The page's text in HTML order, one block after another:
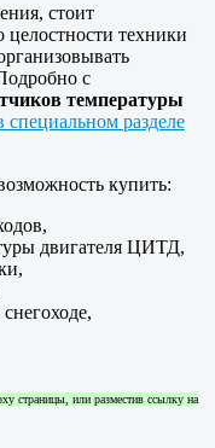
стоит
целостности техники
с
температуры
специальном разделе
купить:
двигателя ЦИТД,
страницы, или разместив ссылку на